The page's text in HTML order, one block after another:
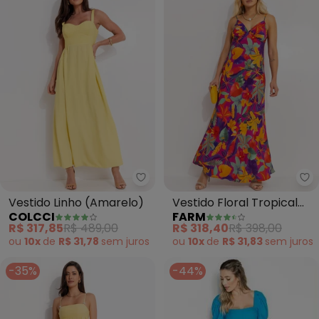
Colcci - Vestido Linho
Vestido Linho (Amarelo)
COLCCI
R$ 317,85R$ 489,00
ou 10x de R$ 31,78 sem juros
Vestido Floral Tropical
(Roxo)
FARM
R$ 318,40R$ 398,00
ou 10x de R$ 31,83 sem juros
-35% -44%